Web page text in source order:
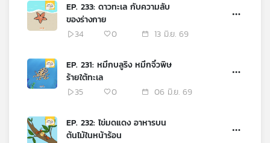
EP. 233: ดาวทะเล กับความลับ
ของร่างกาย
34
0 13 มิ.ย. 69
EP. 231: หมึกบลูริง หมึกจิ๋วพิษ
ร้ายใต้ทะเล
35
0 06 มิ.ย. 69
EP. 232: ไข่มดแดง อาหารบน
ต้นไม้ในหน้าร้อน